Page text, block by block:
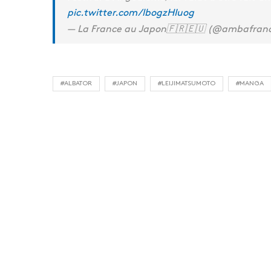
pic.twitter.com/lbogzHIuog
— La France au Japon🇫🇷🇪🇺
#ALBATOR #JAPON #LEIJIMATSUMOTO #MANGA